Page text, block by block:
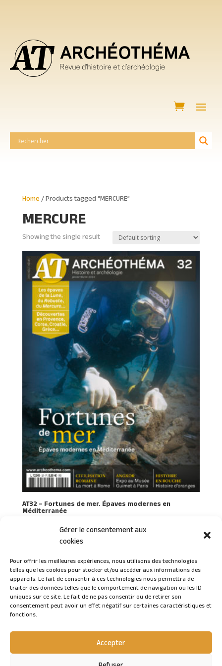
Gérer le consentement aux
cookies
Pour offrir les meilleures expériences, nous utilisons des technologies
telles que les cookies pour stocker et/ou accéder aux informations des
appareils. Le fait de consentir à ces technologies nous permettra de
traiter des données telles que le comportement de navigation ou les ID
uniques sur ce site. Le fait de ne pas consentir ou de retirer son
consentement peut avoir un effet négatif sur certaines caractéristiques et
fonctions.
Accepter
Home / Products tagged “MERCURE”
MERCURE
Showing the single result
AT32 – Fortunes de mer. Épaves modernes en
Méditerranée
Connexion